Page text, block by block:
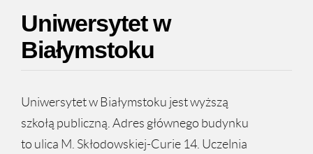
Uniwersytet w
Białymstoku
Uniwersytet w Białymstoku jest wyższą
szkołą publiczną. Adres głównego budynku
to ulica M. Skłodowskiej-Curie 14. Uczelnia